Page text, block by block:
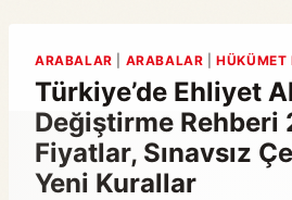
ARABALAR ARABALAR |HÜKÜMET
Türkiye’de Ehliyet
Değiştirme Rehberi
Fiyatlar, Sınavsız
Yeni Kurallar